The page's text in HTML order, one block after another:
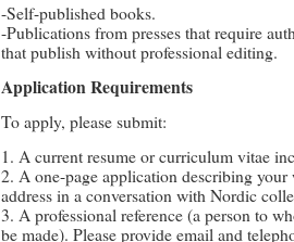
-Self-published books.
-Publications from presses that require
that publish without professional editing.
Application Requirements
To apply, please submit:
1. A current resume or curriculum vitae
2. A one-page application describing
address in a conversation with Nordic
3. A professional reference (a person to
be made). Please provide email and